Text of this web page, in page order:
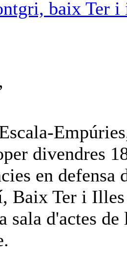
baix Ter i
divendres
en
Baix Ter i Illes
sala d'actes